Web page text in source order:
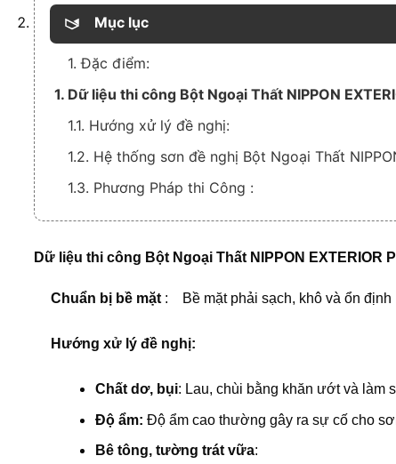
Mục lục
1. Đặc điểm:
1. Dữ liệu thi công Bột Ngoại Thất NIPPON
1.1. Hướng xử lý đề nghị:
1.2. Hệ thống sơn đề nghị Bột Ngoại Thất
1.3. Phương Pháp thi Công :
Dữ liệu thi công Bột Ngoại Thất NIPPON EXTERIOR
Chuẩn bị bề mặt : Bề mặt phải sạch, khô và ổn định
Hướng xử lý đề nghị:
Chất dơ, bụi: Lau, chùi bằng khăn ướt và làm
Độ ẩm: Độ ẩm cao thường gây ra sự cố cho
Bê tông, tường trát vữa: